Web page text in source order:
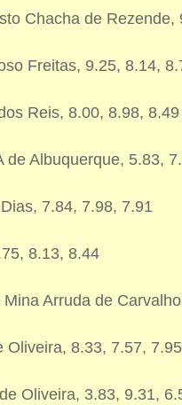
Chacha de Rezende,
Freitas, 9.25, 8.14,
Reis, 8.00, 8.98, 8.49
de Albuquerque, 5.83,
7.84, 7.98, 7.91
8.13, 8.44
Arruda de
Oliveira, 8.33, 7.57, 7.95
Oliveira, 3.83, 9.31,